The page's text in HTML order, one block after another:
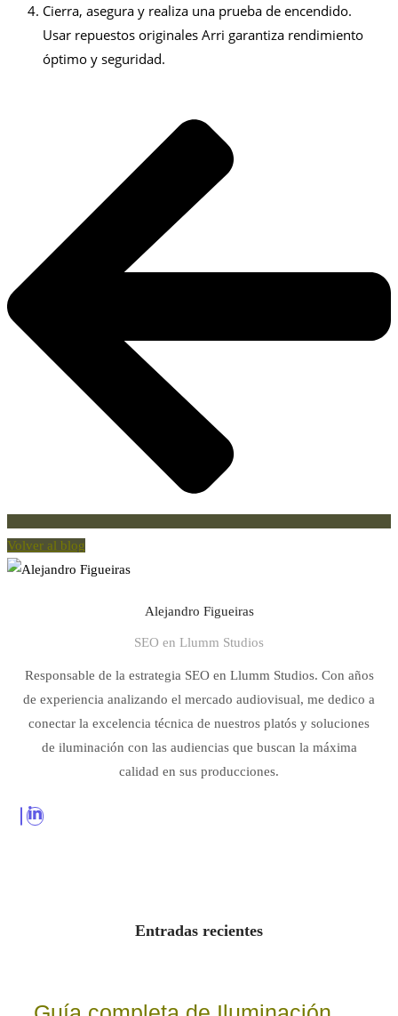
Cierra, asegura y realiza una prueba de encendido.
Usar repuestos originales Arri garantiza rendimiento
óptimo y seguridad.
Volver al blog
Alejandro Figueiras
SEO en Llumm Studios
Responsable de la estrategia SEO en Llumm Studios. Con años
de experiencia analizando el mercado audiovisual, me dedico a
conectar la excelencia técnica de nuestros platós y soluciones
de iluminación con las audiencias que buscan la máxima
calidad en sus producciones.
Entradas recientes